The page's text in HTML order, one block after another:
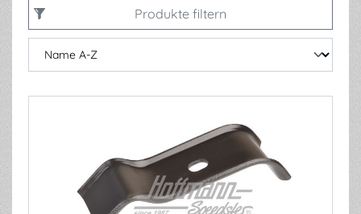
Produkte filtern